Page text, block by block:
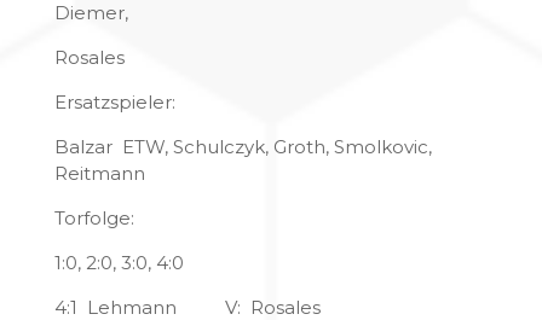
Diemer,
Rosales
Ersatzspieler:
Balzar ETW, Schulczyk, Groth, Smolkovic,
Reitmann
Torfolge:
1:0, 2:0, 3:0, 4:0
4:1 Lehmann V: Rosales